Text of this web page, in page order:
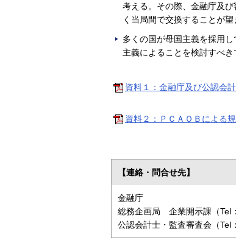
考える。その際、金融庁及
く当局間で交換することが
多くの国が母国主義を採用
主義によることを検討すべき
資料１：金融庁及び公認会
資料２：ＰＣＡＯＢによる
【連絡・問合せ先】
金融庁
総務企画局 企業開示課（Tel
公認会計士・監査審査会（